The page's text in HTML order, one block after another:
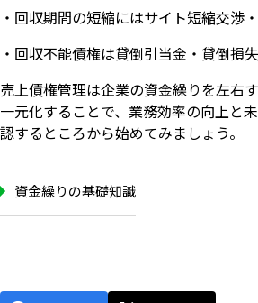
・回収期間の短縮にはサイト短縮交渉
・回収不能債権は貸倒引当金・貸倒損
売上債権管理は企業の資金繰りを左右
一元化することで、業務効率の向上と
認するところから始めてみましょう。
資金繰りの基礎知識